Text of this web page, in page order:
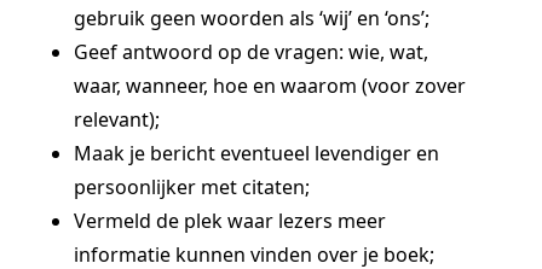
gebruik geen woorden als ‘wij’ en ‘ons’;
Geef antwoord op de vragen: wie, wat,
waar, wanneer, hoe en waarom (voor zover
relevant);
Maak je bericht eventueel levendiger en
persoonlijker met citaten;
Vermeld de plek waar lezers meer
informatie kunnen vinden over je boek;